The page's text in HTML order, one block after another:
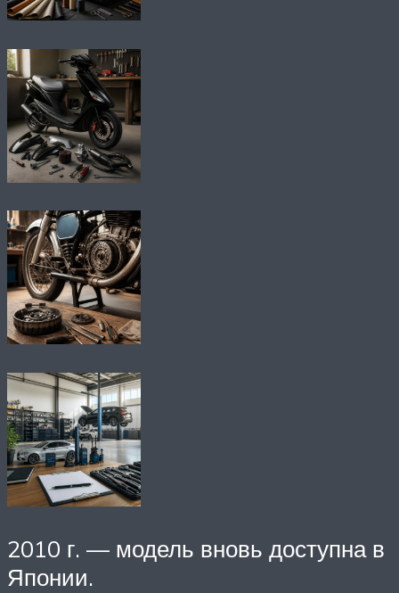
2010 г. — модель вновь доступна в
Японии.